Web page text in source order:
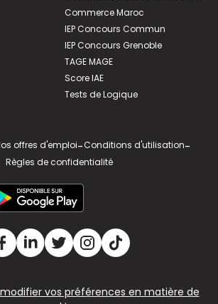
Commerce Maroc
IEP Concours Commun
IEP Concours Grenoble
TAGE MAGE
Score IAE
Tests de Logique
offres d'emploi-Conditions d'utilisation-
Règles de confidentialité
vos préférences en matière de